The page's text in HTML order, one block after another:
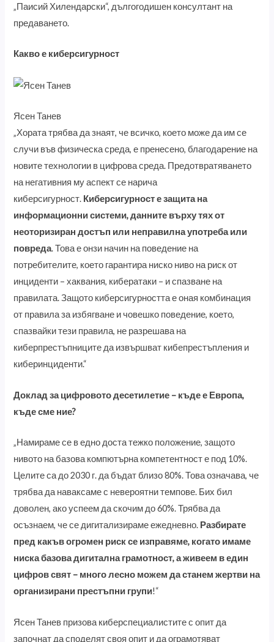
„Паисий Хилендарски“, дългогодишен консултант на
предаването.
Какво е киберсигурност
Ясен Танев
„Хората трябва да знаят, че всичко, което може да им се
случи във физическа среда, е пренесено, благодарение на
новите технологии в цифрова среда. Предотвратяването
на негативния му аспект се нарича
киберсигурност. Киберсигурност е защита на
информационни системи, данните върху тях от
неоторизиран достъп или неправилна употреба или
повреда. Това е онзи начин на поведение на
потребителите, което гарантира ниско ниво на риск от
инциденти – хаквания, кибератаки – и спазване на
правилата. Защото киберсигурността е оная комбинация
от правила за избягване и човешко поведение, което,
спазвайки тези правила, не разрешава на
киберпрестъпниците да извършват кибепрестъпления и
киберинциденти.“
Доклад за цифровото десетилетие – къде е Европа,
къде сме ние?
„Намираме се в едно доста тежко положение, защото
нивото на базова компютърна компетентност е под 10%.
Целите са до 2030 г. да бъдат близо 80%. Това означава, че
трябва да наваксаме с невероятни темпове. Бих бил
доволен, ако успеем да скочим до 60%. Трябва да
осъзнаем, че се дигитализираме ежедневно. Разбирате
пред какъв огромен риск се изправяме, когато имаме
ниска базова дигитална грамотност, а живеем в един
цифров свят – много лесно можем да станем жертви на
организирани престъпни групи!“
Ясен Танев призова киберспециалистите с опит да
започнат да споделят своя опит и да ограмотяват